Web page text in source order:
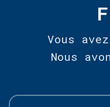
Vous
Nous